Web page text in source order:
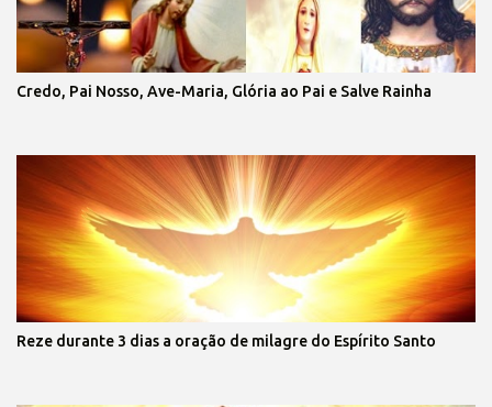
Credo, Pai Nosso, Ave-Maria, Glória ao Pai e Salve Rainha
Reze durante 3 dias a oração de milagre do Espírito Santo